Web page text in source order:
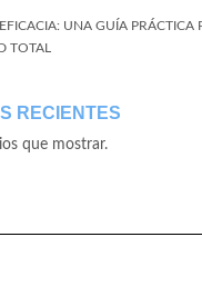
UNA GUÍA PRÁCTICA
TOTAL
RECIENTES
que mostrar.